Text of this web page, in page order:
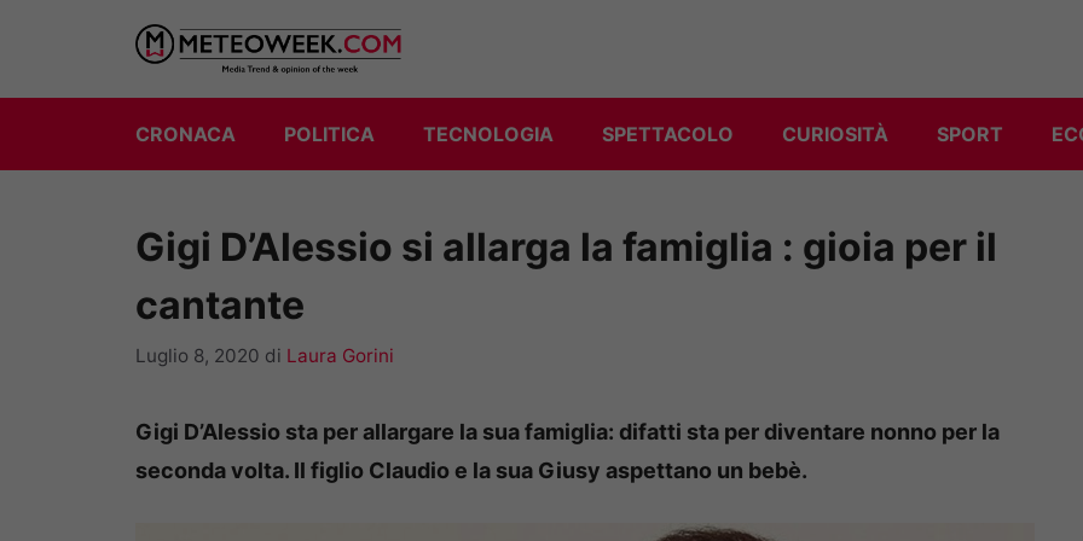
contenuto
CRONACA POLITICA TECNOLOGIA SPETTACOLO CURIOSITÀ SPORT
Gigi D’Alessio si allarga la famiglia : gioia per il
cantante
Luglio 8, 2020 di Laura Gorini
Gigi D’Alessio sta per allargare la sua famiglia: difatti sta per diventare nonno per la
seconda volta. Il figlio Claudio e la sua Giusy aspettano un bebè.